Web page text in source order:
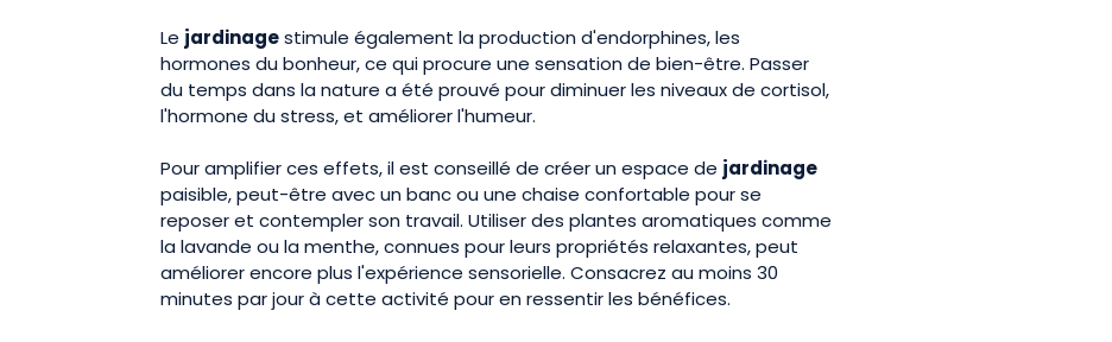
Le jardinagestimule également la production d'endorphines, les
hormones du bonheur, ce qui procure une sensation de bien-être. Passer
du temps dans la nature a été prouvé pour diminuer les niveaux de cortisol,
l'hormone du stress, et améliorer l'humeur.
Pour amplifier ces effets, il est conseillé de créer un espace de jardinage
paisible, peut-être avec un banc ou une chaise confortable pour se
reposer et contempler son travail. Utiliser des plantes aromatiques comme
la lavande ou la menthe, connues pour leurs propriétés relaxantes, peut
améliorer encore plus l'expérience sensorielle. Consacrez au moins 30
minutes par jour à cette activité pour en ressentir les bénéfices.